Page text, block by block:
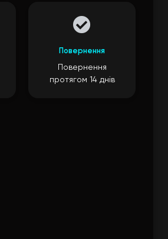
Повернення
Повернення
протягом 14 днів